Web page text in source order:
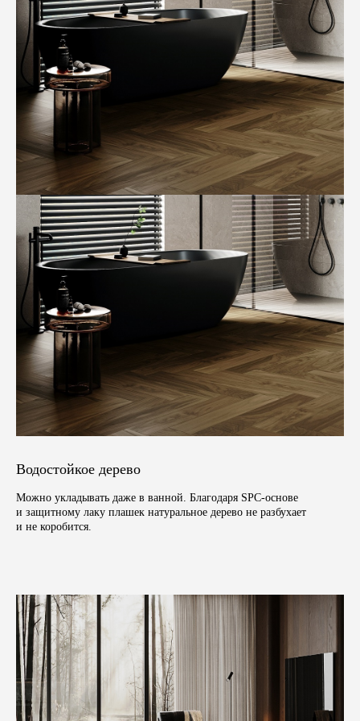
Водостойкое дерево
Можно укладывать даже в ванной. Благодаря SPC-основе
и защитному лаку плашек натуральное дерево не разбухает
и не коробится.
+7
Дубовые плинтусы придают завершённость полу,
гармонично соединяя плоскости стен и пола
из дерева. Цветовая палитра плинтусов позволяет
идеально сочетаться с цветом пола, дверей,
лестницы или общей стилистикой интерьера.
Доступно множество моделей и способов отделки
поверхности.
Массивный дубовый плинтус: